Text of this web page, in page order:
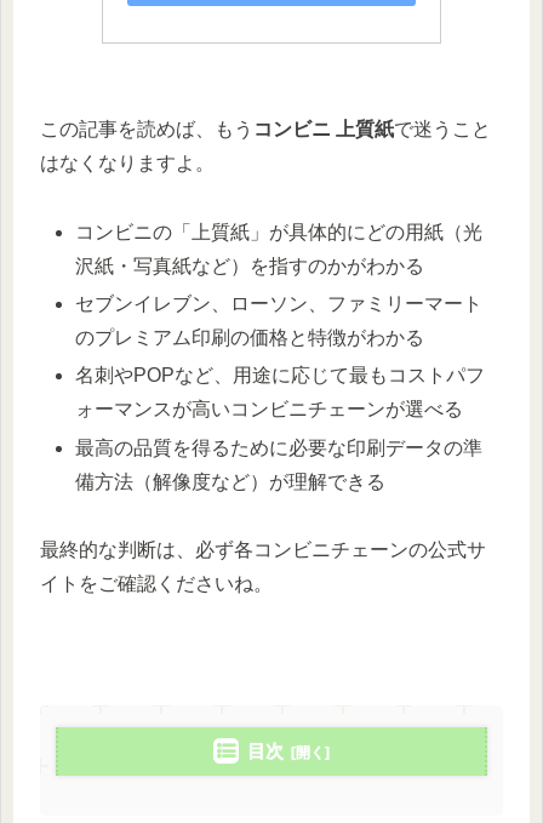
この記事を読めば、もう コンビニ 上質紙で迷うこと
はなくなりますよ。
コンビニの「上質紙」が具体的にどの用紙（光
沢紙・写真紙など）を指すのかがわかる
セブンイレブン、ローソン、ファミリーマート
のプレミアム印刷の価格と特徴がわかる
名刺やPOPなど、用途に応じて最もコストパフ
ォーマンスが高いコンビニチェーンが選べる
最高の品質を得るために必要な印刷データの準
備方法（解像度など）が理解できる
最終的な判断は、必ず各コンビニチェーンの公式サ
イトをご確認くださいね。
目次